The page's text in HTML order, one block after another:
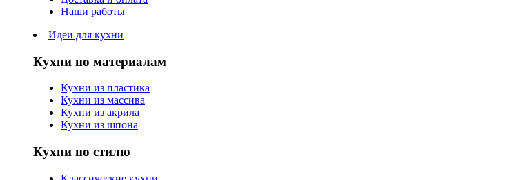
Наши работы
Идеи для кухни
Кухни по материалам
Кухни из пластика
Кухни из массива
Кухни из акрила
Кухни из шпона
Кухни по стилю